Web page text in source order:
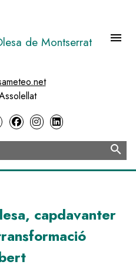
de Montserrat menu
search
capdavanter